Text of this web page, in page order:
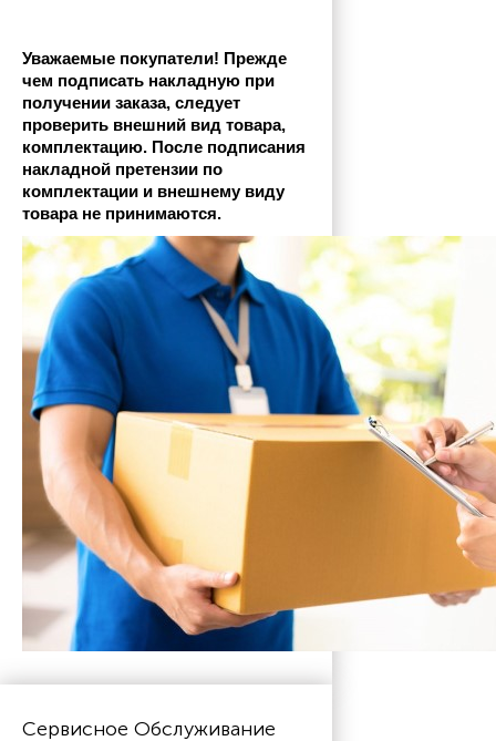
Уважаемые покупатели! Прежде
чем подписать накладную при
получении заказа, следует
проверить внешний вид товара,
комплектацию. После подписания
накладной претензии по
комплектации и внешнему виду
товара не принимаются.
Сервисное Обслуживание